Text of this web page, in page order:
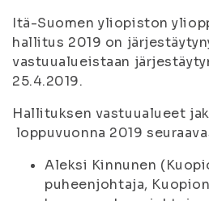
Itä-Suomen yliopiston
hallitus 2019 on
vastuualueistaan
25.4.2019.
Hallituksen vastuualueet
loppuvuonna 2019
Aleksi Kinnunen
puheenjohtaja, Kuopion